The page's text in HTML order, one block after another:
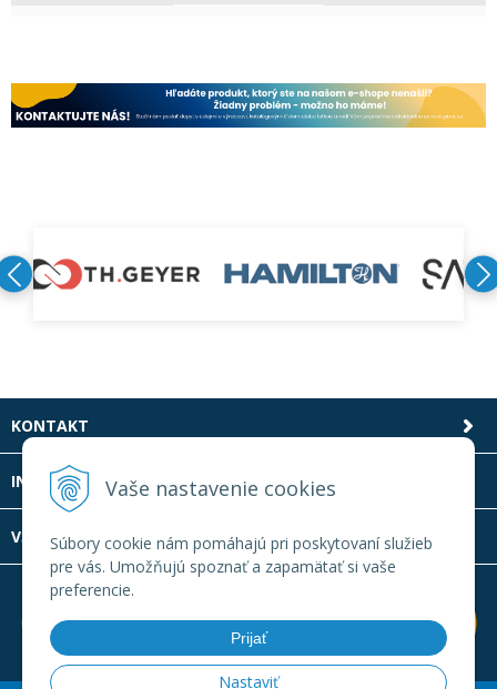
Vaše nastavenie cookies
Súbory cookie nám pomáhajú pri poskytovaní služieb
pre vás. Umožňujú spoznať a zapamätať si vaše
preferencie.
Prijať
Nastaviť
KONTAKT
INFOLINKA
VŠETKO O NÁKUPE